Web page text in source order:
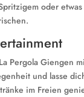
oder
Pergola Giengen
und lasse
im Freien